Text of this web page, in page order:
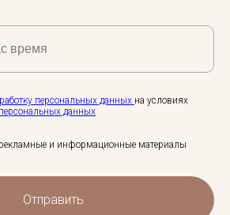
время
персональных данных на условиях
данных
рекламные и информационные материалы
Отправить